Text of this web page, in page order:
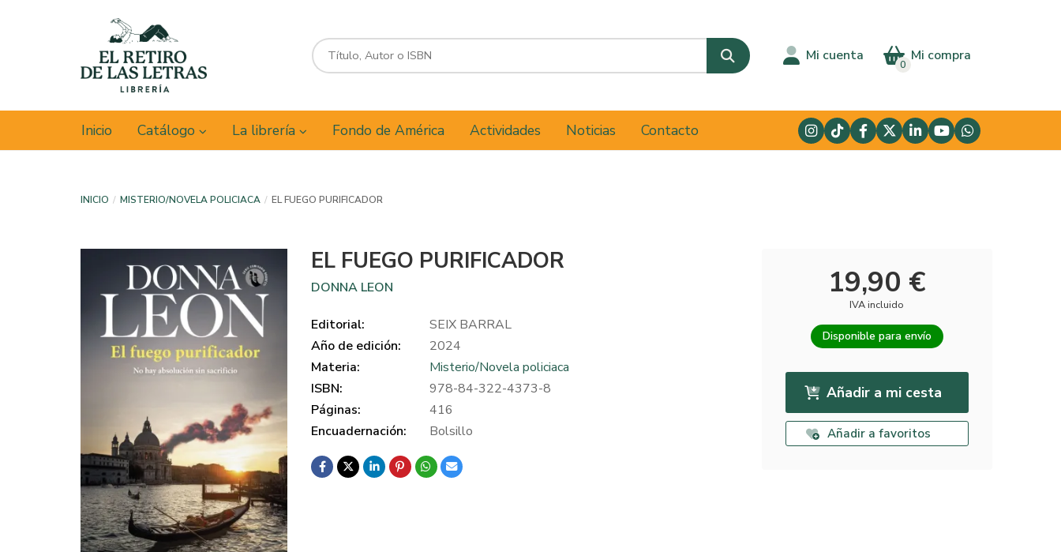
Mi cuenta Mi compra
0
Inicio Catálogo La librería Fondo de América Actividades Noticias Contacto
INICIO MISTERIO/NOVELA POLICIACA EL FUEGO PURIFICADOR
EL FUEGO PURIFICADOR
DONNA LEON
Editorial:
SEIX BARRAL
Año de edición:
2024
Materia:
Misterio/Novela policiaca
ISBN:
978-84-322-4373-8
Páginas:
416
Encuadernación:
Bolsillo
19,90 €
IVA incluido
Disponible para envío
Añadir a mi cesta
Añadir a favoritos